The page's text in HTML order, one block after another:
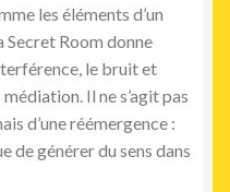
les éléments d’un
Room donne
le bruit et
Il ne s’agit pas
d’une réémergence :
de générer du sens dans